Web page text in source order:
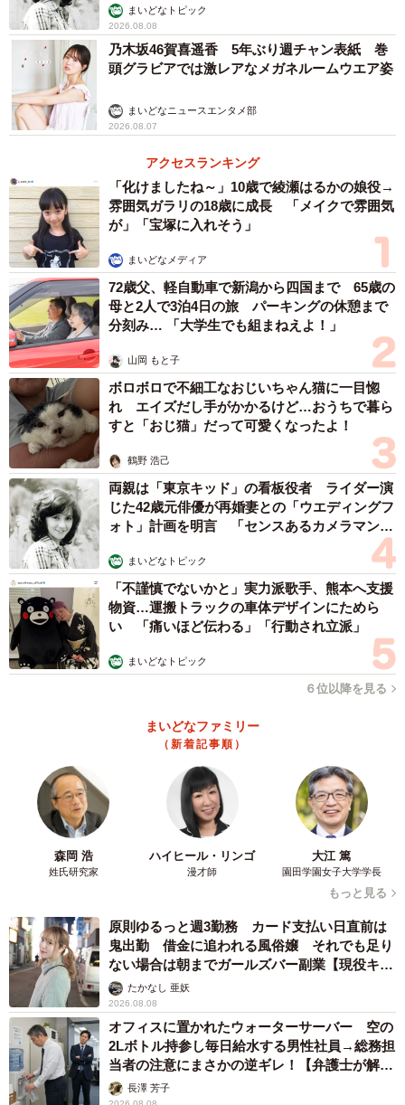
む」まいどなトピック
2026.08.08
乃木坂46賀喜遥香 5年ぶり週チャン表紙 巻
頭グラビアでは激レアなメガネルームウエア姿
まいどなニュースエンタメ部
2026.08.07
アクセスランキング
「化けましたね～」10歳で綾瀬はるかの娘役→
雰囲気ガラリの18歳に成長 「メイクで雰囲気
が」「宝塚に入れそう」
まいどなメディア
72歳父、軽自動車で新潟から四国まで 65歳の
母と2人で3泊4日の旅 パーキングの休憩まで
分刻み… 「大学生でも組まねえよ！」
山岡 もと子
ボロボロで不細工なおじいちゃん猫に一目惚
れ エイズだし手がかかるけど…おうちで暮ら
すと「おじ猫」だって可愛くなったよ！
鶴野 浩己
両親は「東京キッド」の看板役者 ライダー演
じた42歳元俳優が再婚妻との「ウエディングフ
ォト」計画を明言 「センスあるカメラマン求
まいどなトピック
「不謹慎でないかと」実力派歌手、熊本へ支援
物資…運搬トラックの車体デザインにためら
い 「痛いほど伝わる」「行動され立派」
まいどなトピック
６位以降を見る
まいどなファミリー
（新着記事順）
森岡 浩
姓氏研究家
ハイヒール・リンゴ
漫才師
大江 篤
園田学園女子大学学長
もっと見る
原則ゆるっと週3勤務 カード支払い日直前は
鬼出勤 借金に追われる風俗嬢 それでも足り
ない場合は朝までガールズバー副業【現役キャ
ストに取材】
たかなし 亜妖
2026.08.08
オフィスに置かれたウォーターサーバー 空の
2Lボトル持参し毎日給水する男性社員→総務担
当者の注意にまさかの逆ギレ！【弁護士が解
説】長澤 芳子